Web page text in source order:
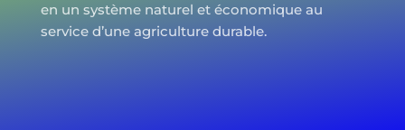
en un système naturel et économique au
service d’une agriculture durable.